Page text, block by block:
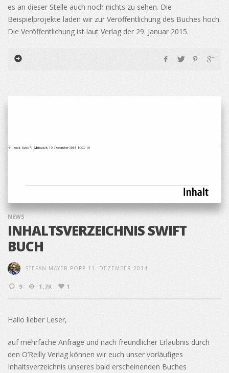
es an dieser Stelle auch noch nichts zu sehen. Die
Beispielprojekte laden wir zur Veröffentlichung des Buches hoch.
Die Veröffentlichung ist laut Verlag der 29. Januar 2015.
NEWS
INHALTSVERZEICHNIS SWIFT
BUCH
STEFAN MAYER-POPP 11. DEZEMBER 2014
9 1.7K 1
Hallo lieber Leser,
auf mehrfache Anfrage und nach freundlicher Erlaubnis durch
den O’Reilly Verlag können wir euch unser vorläufiges
Inhaltsverzeichnis unseres bald erscheinenden Buches